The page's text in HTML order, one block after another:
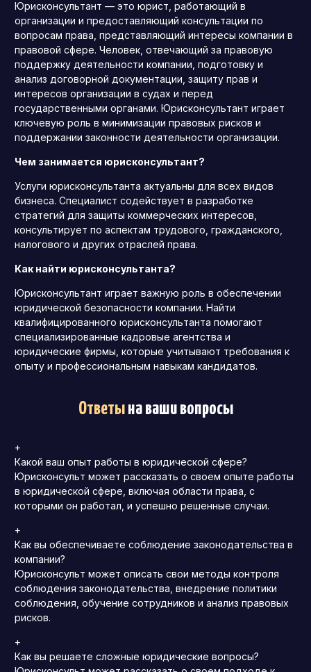
Юрисконсультант — это юрист, работающий в
организации и предоставляющий консультации по
вопросам права, представляющий интересы компании в
правовой сфере. Человек, отвечающий за правовую
поддержку деятельности компании, подготовку и
анализ договорной документации, защиту прав и
интересов организации в судах и перед
государственными органами. Юрисконсультант играет
ключевую роль в минимизации правовых рисков и
поддержании законности деятельности организации.
Чем занимается юрисконсультант?
Услуги юрисконсультанта актуальны для всех видов
бизнеса. Специалист содействует в разработке
стратегий для защиты коммерческих интересов,
консультирует по аспектам трудового, гражданского,
налогового и других отраслей права.
Как найти юрисконсультанта?
Юрисконсультант играет важную роль в обеспечении
юридической безопасности компании. Найти
квалифицированного юрисконсультанта помогают
специализированные кадровые агентства и
юридические фирмы, которые учитывают требования к
опыту и профессиональным навыкам кандидатов.
Ответына ваши вопросы
+
Какой ваш опыт работы в юридической сфере?
Юрисконсульт может рассказать о своем опыте работы
в юридической сфере, включая области права, с
которыми он работал, и успешно решенные случаи.
+
Как вы обеспечиваете соблюдение законодательства в
компании?
Юрисконсульт может описать свои методы контроля
соблюдения законодательства, внедрение политики
соблюдения, обучение сотрудников и анализ правовых
рисков.
+
Как вы решаете сложные юридические вопросы?